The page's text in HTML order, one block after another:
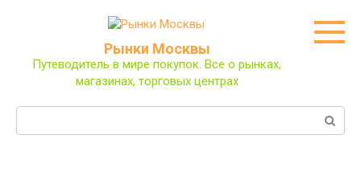
Рынки Москвы
Путеводитель в мире покупок. Все о рынках,
магазинах, торговых центрах